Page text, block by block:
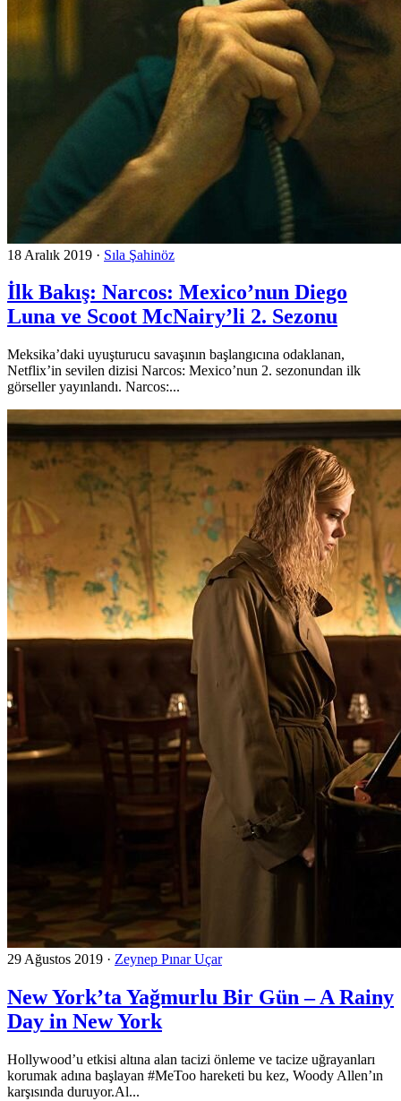
18 Aralık 2019 · Sıla Şahinöz
İlk Bakış: Narcos: Mexico’nun Diego
Luna ve Scoot McNairy’li 2. Sezonu
Meksika’daki uyuşturucu savaşının başlangıcına odaklanan,
Netflix’in sevilen dizisi Narcos: Mexico’nun 2. sezonundan ilk
görseller yayınlandı. Narcos:...
29 Ağustos 2019 · Zeynep Pınar Uçar
New York’ta Yağmurlu Bir Gün – A Rainy
Day in New York
Hollywood’u etkisi altına alan tacizi önleme ve tacize uğrayanları
korumak adına başlayan #MeToo hareketi bu kez, Woody Allen’ın
karşısında duruyor.Al...